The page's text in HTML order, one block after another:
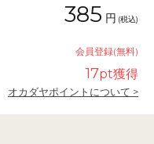
385 円 (税込)
会員登録(無料)
17pt獲得
オカダヤポイントについて >